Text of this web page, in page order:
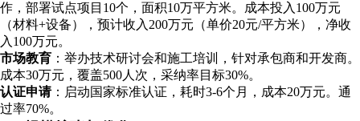
作，部署试点项目10个，面积10万平方米。成本投入100万元
（材料+设备），预计收入200万元（单价20元/平方米），净收
入100万元。
市场教育 ：举办技术研讨会和施工培训，针对承包商和开发商。
成本30万元，覆盖500人次，采纳率目标30%。
认证申请：启动国家标准认证，耗时3-6个月，成本20万元。通
过率70%。